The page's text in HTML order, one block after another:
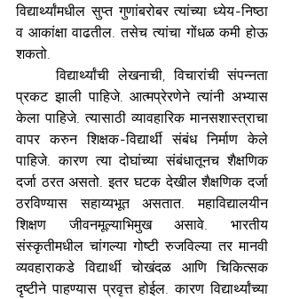
विद्यार्थ्यांमधील सुप्त गुणांबरोबर त्यांच्या ध्येय-निष्ठा
व आकांक्षा वाढतील. तसेच त्यांचा गोंधळ कमी होऊ
शकतो.
विद्यार्थ्यांची लेखनाची, विचारांची संपन्नता
प्रकट झाली पाहिजे. आत्मप्रेरणेने त्यांनी अभ्यास
केला पाहिजे. त्यासाठी व्यावहारिक मानसशास्त्राचा
वापर करुन शिक्षक-विद्यार्थी संबंध निर्माण केले
पाहिजे. कारण त्या दोघांच्या संबंधातूनच शैक्षणिक
दर्जा ठरत असतो. इतर घटक देखील शैक्षणिक दर्जा
ठरविण्यास सहाय्यभूत असतात. महाविद्यालयीन
शिक्षण जीवनमूल्याभिमुख असावे. भारतीय
संस्कृतीमधील चांगल्या गोष्टी रुजविल्या तर मानवी
व्यवहाराकडे विद्यार्थी चोखंदळ आणि चिकित्सक
दृष्टीने पाहण्यास प्रवृत्त होईल. कारण विद्यार्थ्यांच्या